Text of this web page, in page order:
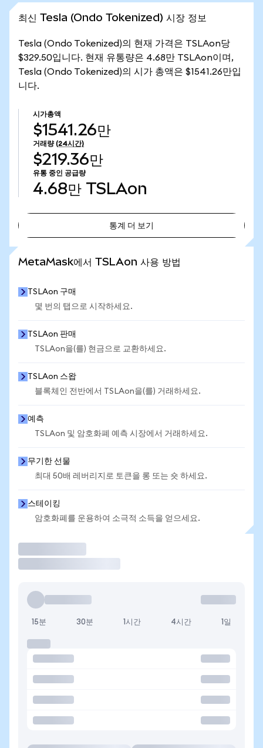
최신 Tesla (Ondo Tokenized) 시장 정보
Tesla (Ondo Tokenized)의 현재 가격은 TSLAon당
$329.50입니다. 현재 유통량은 4.68만 TSLAon이며,
Tesla (Ondo Tokenized)의 시가 총액은 $1541.26만입
니다.
시가총액
$1541.26만
거래량 (24시간)
$219.36만
유통 중인 공급량
4.68만 TSLAon
통계 더 보기
MetaMask에서 TSLAon 사용 방법
TSLAon 구매
몇 번의 탭으로 시작하세요.
TSLAon 판매
TSLAon을(를) 현금으로 교환하세요.
TSLAon 스왑
블록체인 전반에서 TSLAon을(를) 거래하세요.
예측
TSLAon 및 암호화폐 예측 시장에서 거래하세요.
무기한 선물
최대 50배 레버리지로 토큰을 롱 또는 숏 하세요.
스테이킹
암호화폐를 운용하여 소극적 소득을 얻으세요.
15분 30분 1시간 4시간 1일